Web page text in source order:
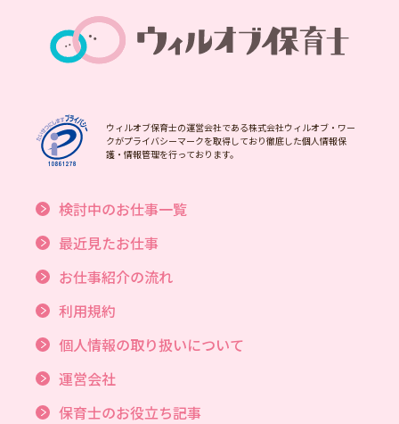
ウィルオブ保育士の運営会社である株式会社ウィルオブ・ワー
クがプライバシーマークを取得しており徹底した個人情報保
護・情報管理を行っております。
検討中のお仕事一覧
最近見たお仕事
お仕事紹介の流れ
利用規約
個人情報の取り扱いについて
運営会社
保育士のお役立ち記事